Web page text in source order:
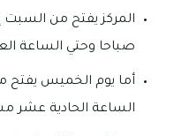
المركز يفتح من السبت
صباحا وحتي الساعة
أما يوم الخميس يفتح
الساعة الحادية عشر